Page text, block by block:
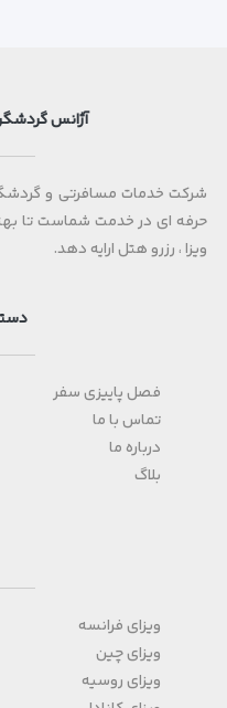
آژانس
شرکت خدمات مسافرتی و
حرفه ای در خدمت شماست تا
ویزا ، رزرو هتل ارایه دهد.
فصل پاییزی سفر
تماس با ما
درباره ما
بلاگ
ویزای فرانسه
ویزای چین
ویزای روسیه